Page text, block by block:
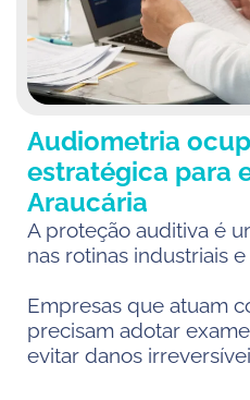
Audiometria
estratégica para
Araucária
A proteção auditiva é
nas rotinas industriais
Empresas que atuam
precisam adotar
evitar danos